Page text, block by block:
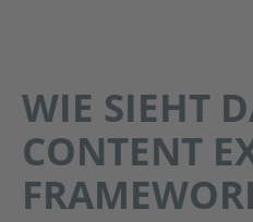
WIE SIEHT
CONTENT